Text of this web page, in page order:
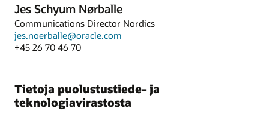
Jes Schyum Nørballe
Communications Director Nordics
jes.noerballe@oracle.com
+45 26 70 46 70
Tietoja puolustustiede- ja
teknologiavirastosta